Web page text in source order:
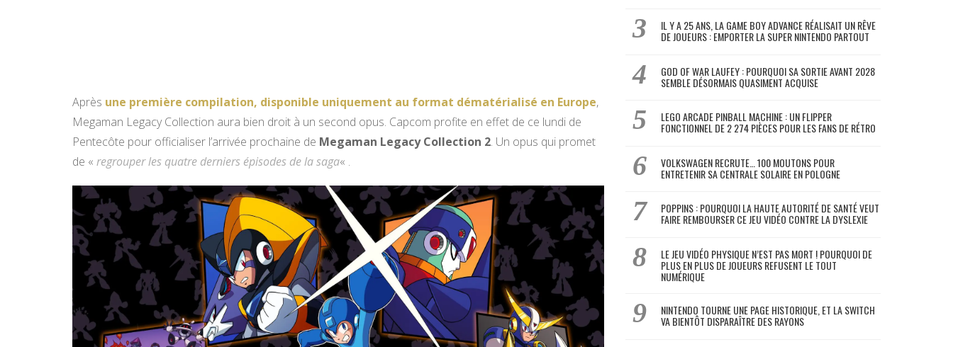
Après une première compilation, disponible uniquement au format dématérialisé en Europe,
Megaman Legacy Collection aura bien droit à un second opus. Capcom profite en effet de ce lundi de
Pentecôte pour officialiser l’arrivée prochaine de Megaman Legacy Collection 2. Un opus qui promet
de « regrouper les quatre derniers épisodes de la saga« .
IL Y A 25 ANS, LA GAME BOY ADVANCE RÉALISAIT UN RÊVE
DE JOUEURS : EMPORTER LA SUPER NINTENDO PARTOUT
GOD OF WAR LAUFEY : POURQUOI SA SORTIE AVANT 2028
SEMBLE DÉSORMAIS QUASIMENT ACQUISE
LEGO ARCADE PINBALL MACHINE : UN FLIPPER
FONCTIONNEL DE 2 274 PIÈCES POUR LES FANS DE RÉTRO
VOLKSWAGEN RECRUTE… 100 MOUTONS POUR
ENTRETENIR SA CENTRALE SOLAIRE EN POLOGNE
POPPINS : POURQUOI LA HAUTE AUTORITÉ DE SANTÉ VEUT
FAIRE REMBOURSER CE JEU VIDÉO CONTRE LA DYSLEXIE
LE JEU VIDÉO PHYSIQUE N’EST PAS MORT ! POURQUOI DE
PLUS EN PLUS DE JOUEURS REFUSENT LE TOUT
NUMÉRIQUE
NINTENDO TOURNE UNE PAGE HISTORIQUE, ET LA SWITCH
VA BIENTÔT DISPARAÎTRE DES RAYONS